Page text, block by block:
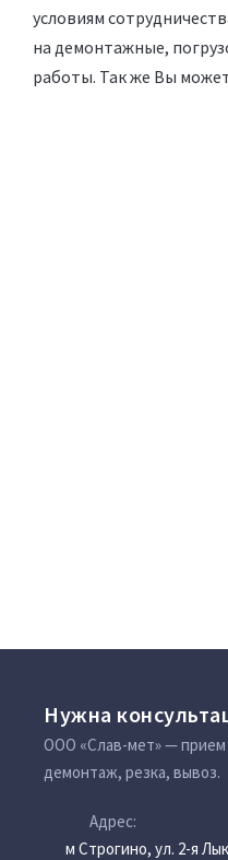
условиям
на демонтажные,
работы. Так же Вы
Нужна
ООО «Слав-мет» — прием
демонтаж, резка, вывоз.
Адрес:
м Строгино, ул. 2-я